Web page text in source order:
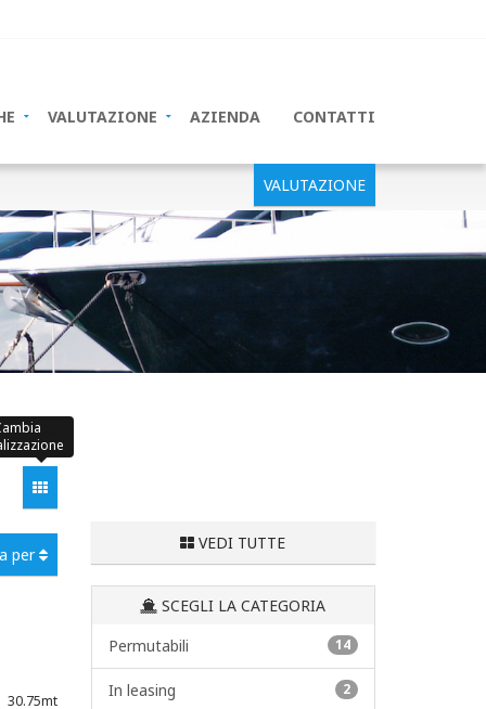
VALUTAZIONE AZIENDA CONTATTI
VALUTAZIONE
per
30.75mt
VEDI TUTTE
SCEGLI LA CATEGORIA
Permutabili
14
In leasing 2